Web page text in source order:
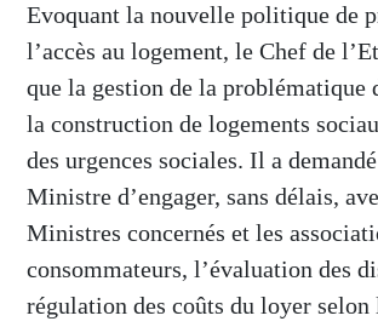
Evoquant la nouvelle politique de
l’accès au logement, le Chef de
que la gestion de la problématique
la construction de logements
des urgences sociales. Il a
Ministre d’engager, sans délais,
Ministres concernés et les
consommateurs, l’évaluation des
régulation des coûts du loyer selon